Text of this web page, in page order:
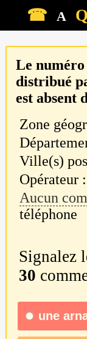
☎ A
Le numéro
distribué
est absent
Zone
Ville(s)
Opérateur
Aucun
téléphone
Signalez
30
une